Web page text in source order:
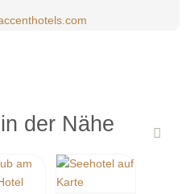
der Nähe